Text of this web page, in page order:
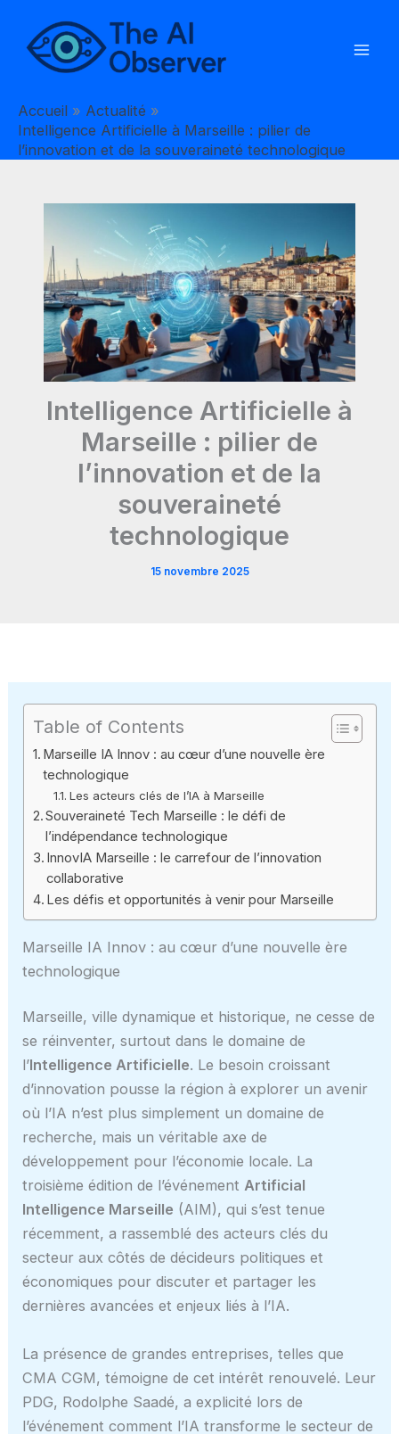
contenu
Accueil
Actualité
Intelligence Artificielle à Marseille : pilier de
l’innovation et de la souveraineté technologique
Intelligence Artificielle à
Marseille : pilier de
l’innovation et de la
souveraineté
technologique
15 novembre 2025
Table of Contents
Marseille IA Innov : au cœur d’une nouvelle ère
technologique
Les acteurs clés de l’IA à Marseille
Souveraineté Tech Marseille : le défi de
l’indépendance technologique
InnovIA Marseille : le carrefour de l’innovation
collaborative
Les défis et opportunités à venir pour Marseille
Marseille IA Innov : au cœur d’une nouvelle ère
technologique
Marseille, ville dynamique et historique, ne cesse de
se réinventer, surtout dans le domaine de
l’Intelligence Artificielle. Le besoin croissant
d’innovation pousse la région à explorer un avenir
où l’IA n’est plus simplement un domaine de
recherche, mais un véritable axe de
développement pour l’économie locale. La
troisième édition de l’événementArtificial
Intelligence Marseille (AIM), qui s’est tenue
récemment, a rassemblé des acteurs clés du
secteur aux côtés de décideurs politiques et
économiques pour discuter et partager les
dernières avancées et enjeux liés à l’IA.
La présence de grandes entreprises, telles que
CMA CGM, témoigne de cet intérêt renouvelé. Leur
PDG, Rodolphe Saadé, a explicité lors de
l’événement comment l’IA transforme le secteur de